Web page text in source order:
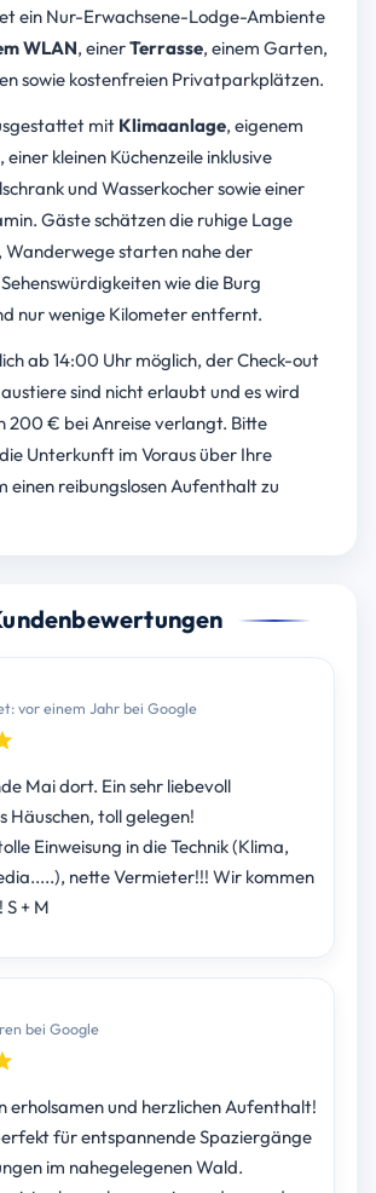
ein Nur-Erwachsene-Lodge-Ambiente
WLAN, einerTerrasse, einem Garten,
sowie kostenfreien Privatparkplätzen.
mit Klimaanlage, eigenem
einer kleinen Küchenzeile inklusive
und Wasserkocher sowie einer
Gäste schätzen die ruhige Lage
Wanderwege starten nahe der
wie die Burg
nur wenige Kilometer entfernt.
ab 14:00 Uhr möglich, der Check-out
sind nicht erlaubt und es wird
200 € bei Anreise verlangt. Bitte
Unterkunft im Voraus über Ihre
einen reibungslosen Aufenthalt zu
vor einem Jahr bei Google
Mai dort. Ein sehr liebevoll
Häuschen, toll gelegen!
Einweisung in die Technik (Klima,
nette Vermieter!!! Wir kommen
gerne wieder! S + M
bei Google
erholsamen und herzlichen Aufenthalt!
für entspannende Spaziergänge
im nahegelegenen Wald.